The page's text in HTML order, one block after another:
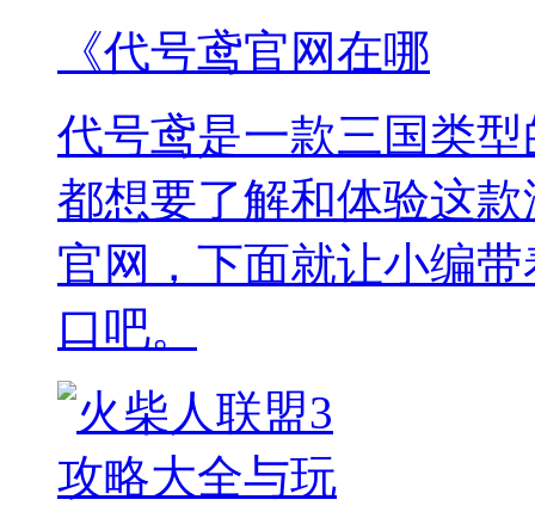
《代号鸢官网在哪
代号鸢是一款三国类
都想要了解和体验这
官网，下面就让小编
口吧。